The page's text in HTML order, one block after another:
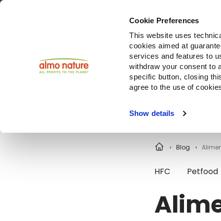
Cookie Preferences
This website uses
cookies aimed at
services and features to
withdraw your consent to
specific button, closing
agree to the use of
Show details
Prodotti
Choose another country or region to see content
Blog
HFC Petfood